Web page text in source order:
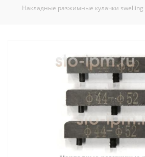
Накладные разжимные кулачки swelling